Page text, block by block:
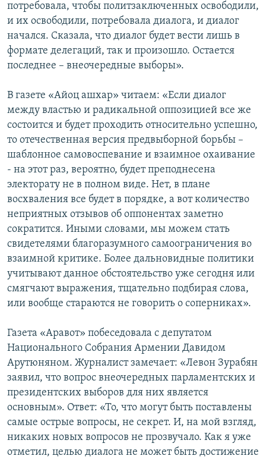
Все сайты Радио Азатутюн
потребовала, чтобы политзаключенных освободили,
и их освободили, потребовала диалога, и диалог
начался. Сказала, что диалог будет вести лишь в
формате делегаций, так и произошло. Остается
последнее – внеочередные выборы».
В газете «Айоц ашхар» читаем: «Если диалог
между властью и радикальной оппозицией все же
состоится и будет проходить относительно успешно,
то отечественная версия предвыборной борьбы –
шаблонное самовоспевание и взаимное охаивание
- на этот раз, вероятно, будет преподнесена
электорату не в полном виде. Нет, в плане
восхваления все будет в порядке, а вот количество
неприятных отзывов об оппонентах заметно
сократится. Иными словами, мы можем стать
свидетелями благоразумного самоограничения во
взаимной критике. Более дальновидные политики
учитывают данное обстоятельство уже сегодня или
смягчают выражения, тщательно подбирая слова,
или вообще стараются не говорить о соперниках».
Газета «Аравот» побеседовала с депутатом
Национального Собрания Армении Давидом
Арутюняном. Журналист замечает: «Левон Зурабян
заявил, что вопрос внеочередных парламентских и
президентских выборов для них является
основным». Ответ: «То, что могут быть поставлены
самые острые вопросы, не секрет. И, на мой взгляд,
никаких новых вопросов не прозвучало. Как я уже
отметил, целью диалога не может быть достижение